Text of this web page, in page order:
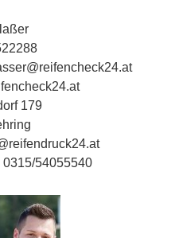
179
0315/54055540